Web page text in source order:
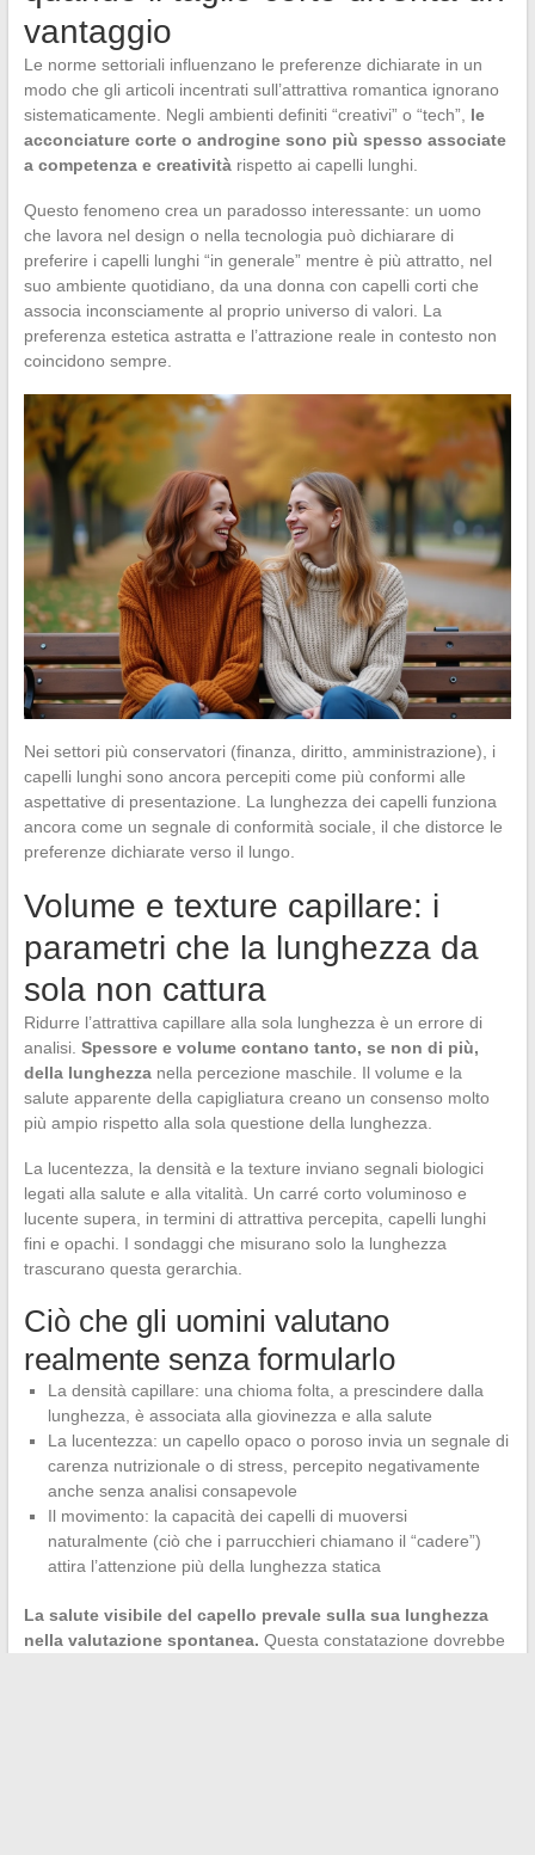
vantaggio
Le norme settoriali influenzano le preferenze dichiarate in un
modo che gli articoli incentrati sull’attrattiva romantica ignorano
sistematicamente. Negli ambienti definiti “creativi” o “tech”, le
acconciature corte o androgine sono più spesso associate
a competenza e creativitàrispetto ai capelli lunghi.
Questo fenomeno crea un paradosso interessante: un uomo
che lavora nel design o nella tecnologia può dichiarare di
preferire i capelli lunghi “in generale” mentre è più attratto, nel
suo ambiente quotidiano, da una donna con capelli corti che
associa inconsciamente al proprio universo di valori. La
preferenza estetica astratta e l’attrazione reale in contesto non
coincidono sempre.
Nei settori più conservatori (finanza, diritto, amministrazione), i
capelli lunghi sono ancora percepiti come più conformi alle
aspettative di presentazione. La lunghezza dei capelli funziona
ancora come un segnale di conformità sociale, il che distorce le
preferenze dichiarate verso il lungo.
Volume e texture capillare: i
parametri che la lunghezza da
sola non cattura
Ridurre l’attrattiva capillare alla sola lunghezza è un errore di
analisi. Spessore e volume contano tanto, se non di più,
della lunghezzanella percezione maschile. Il volume e la
salute apparente della capigliatura creano un consenso molto
più ampio rispetto alla sola questione della lunghezza.
La lucentezza, la densità e la texture inviano segnali biologici
legati alla salute e alla vitalità. Un carré corto voluminoso e
lucente supera, in termini di attrattiva percepita, capelli lunghi
fini e opachi. I sondaggi che misurano solo la lunghezza
trascurano questa gerarchia.
Ciò che gli uomini valutano
realmente senza formularlo
La densità capillare: una chioma folta, a prescindere dalla
lunghezza, è associata alla giovinezza e alla salute
La lucentezza: un capello opaco o poroso invia un segnale di
carenza nutrizionale o di stress, percepito negativamente
anche senza analisi consapevole
Il movimento: la capacità dei capelli di muoversi
naturalmente (ciò che i parrucchieri chiamano il “cadere”)
attira l’attenzione più della lunghezza statica
La salute visibile del capello prevale sulla sua lunghezza
nella valutazione spontanea. Questa constatazione dovrebbe